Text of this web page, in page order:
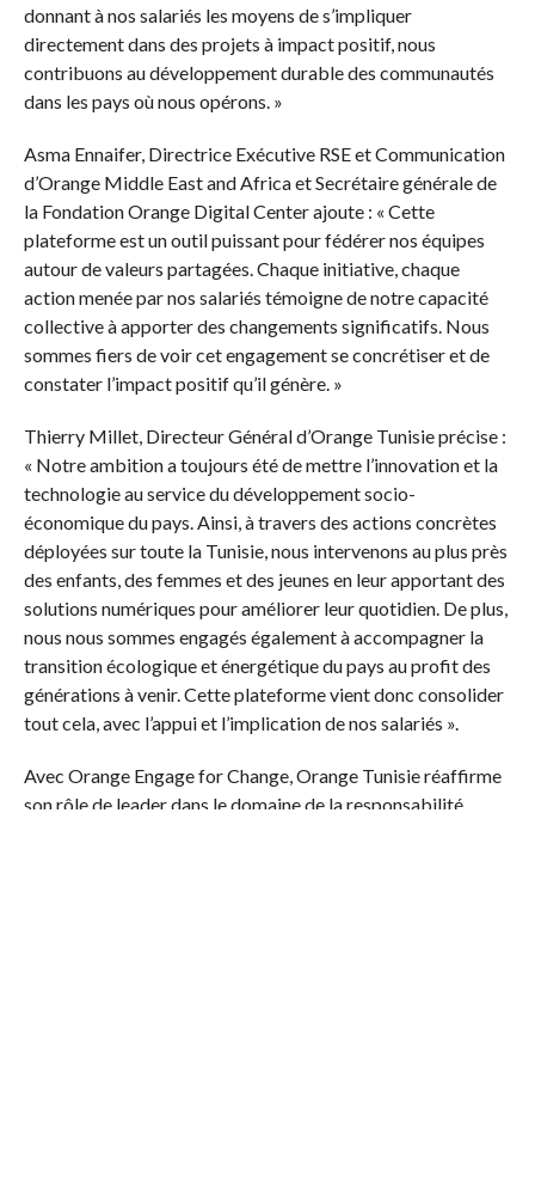
donnant à nos salariés les moyens de s’impliquer
directement dans des projets à impact positif, nous
contribuons au développement durable des communautés
dans les pays où nous opérons. »
Asma Ennaifer, Directrice Exécutive RSE et Communication
d’Orange Middle East and Africa et Secrétaire générale de
la Fondation Orange Digital Center ajoute : « Cette
plateforme est un outil puissant pour fédérer nos équipes
autour de valeurs partagées. Chaque initiative, chaque
action menée par nos salariés témoigne de notre capacité
collective à apporter des changements significatifs. Nous
sommes fiers de voir cet engagement se concrétiser et de
constater l’impact positif qu’il génère. »
Thierry Millet, Directeur Général d’Orange Tunisie précise :
« Notre ambition a toujours été de mettre l’innovation et la
technologie au service du développement socio-
économique du pays. Ainsi, à travers des actions concrètes
déployées sur toute la Tunisie, nous intervenons au plus près
des enfants, des femmes et des jeunes en leur apportant des
solutions numériques pour améliorer leur quotidien. De plus,
nous nous sommes engagés également à accompagner la
transition écologique et énergétique du pays au profit des
générations à venir. Cette plateforme vient donc consolider
tout cela, avec l’appui et l’implication de nos salariés ».
Avec Orange Engage for Change, Orange Tunisie réaffirme
son rôle de leader dans le domaine de la responsabilité